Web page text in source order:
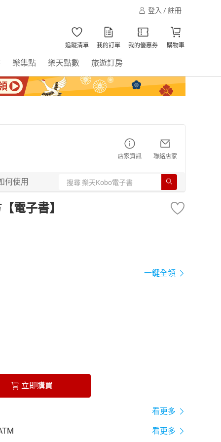
登入 / 註冊
追蹤清單 我的訂單 我的優惠券 購物車
樂集點 樂天點數 旅遊訂房
店家資訊 聯絡店家
何使用
電子書】
一鍵全領
立即購買
看更多
看更多